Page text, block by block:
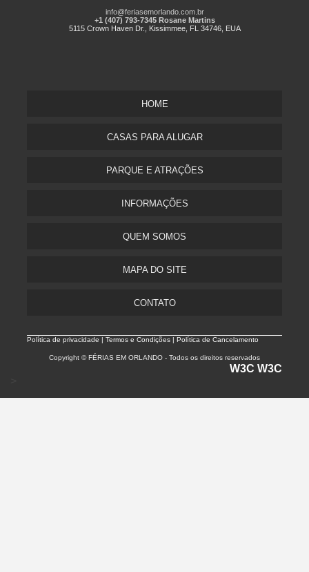
info@feriasemorlando.com.br
+1 (407) 793-7345 Rosane Martins
5115 Crown Haven Dr., Kissimmee, FL 34746, EUA
HOME
CASAS PARA ALUGAR
PARQUE E ATRAÇÕES
INFORMAÇÕES
QUEM SOMOS
MAPA DO SITE
CONTATO
Política de privacidade |Termos e Condições | Política de Cancelamento
Copyright © FÉRIAS EM ORLANDO - Todos os direitos reservados
W3C W3C